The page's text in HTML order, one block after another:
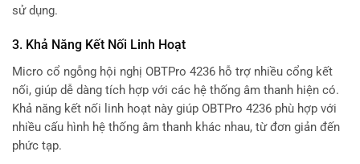
sử dụng.
3. Khả Năng Kết Nối Linh Hoạt
Micro cổ ngỗng hội nghị OBTPro 4236 hỗ trợ nhiều cổng kết
nối, giúp dễ dàng tích hợp với các hệ thống âm thanh hiện có.
Khả năng kết nối linh hoạt này giúp OBTPro 4236 phù hợp với
nhiều cấu hình hệ thống âm thanh khác nhau, từ đơn giản đến
phức tạp.